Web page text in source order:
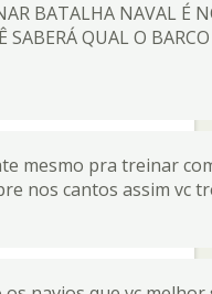
BATALHA NAVAL É
SABERÁ QUAL O
mesmo pra treinar
nos cantos assim vc